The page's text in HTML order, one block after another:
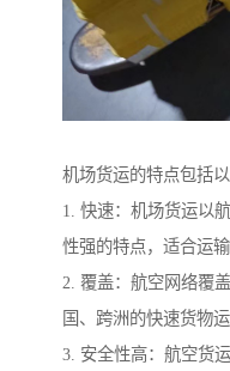
机场货运的特点包括以
1. 快速：机场货运以
性强的特点，适合运
2. 覆盖：航空网络覆
国、跨洲的快速货物
3. 安全性高：航空货